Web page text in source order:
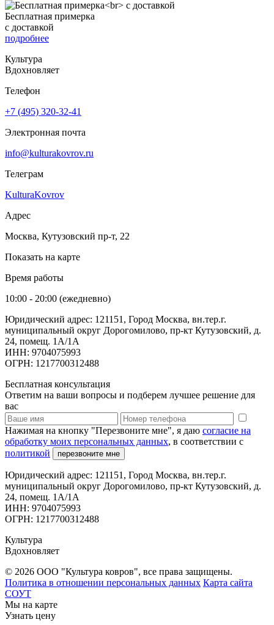
Бесплатная примерка
с доставкой
подробнее
Культура
Вдохновляет
Телефон
+7 (495) 320-32-41
Электронная почта
info@kulturakovrov.ru
Телеграм
KulturaKovrov
Адрес
Москва, Кутузовский пр-т, 22
Показать на карте
Время работы
10:00 - 20:00 (ежедневно)
Юридический адрес: 121151, Город Москва, вн.тер.г.
муниципальный округ Дорогомилово, пр-кт Кутузовский, д.
24, помещ. 1А/1А
ИНН: 9704075993
ОГРН: 1217700312488
Бесплатная консультация
Ответим на ваши вопросы и подберем лучшее решение для
вас
Нажимая на кнопку "Перезвоните мне", я даю согласие на
обработку моих персональных данных, в соответствии с
политикой
перезвоните мне
Юридический адрес: 121151, Город Москва, вн.тер.г.
муниципальный округ Дорогомилово, пр-кт Кутузовский, д.
24, помещ. 1А/1А
ИНН: 9704075993
ОГРН: 1217700312488
Культура
Вдохновляет
© 2026 ООО "Культура ковров", все права защищены.
Политика в отношении персональных данных Карта сайта
СОУТ
Мы на карте
Узнать цену